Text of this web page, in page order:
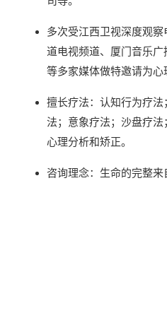
多次受江西卫视深度观察
道电视频道、厦门音乐广
等多家媒体做特邀请为心
擅长疗法：认知行为疗
法；意象疗法；沙盘疗法
心理分析和矫正。
咨询理念：生命的完整来